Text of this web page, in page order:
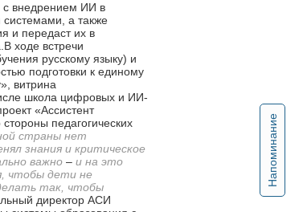
Напоминание
с внедрением ИИ в
системами, а также
и передаст их в
ходе встречи
русскому языку) и
подготовки к единому
витрина
школа цифровых и ИИ-
«Ассистент
педагогических
страны нет
знания и критическое
важно – и на это
чтобы дети не
так, чтобы
директор АСИ